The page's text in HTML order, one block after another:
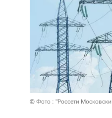
© Фото : "Россети